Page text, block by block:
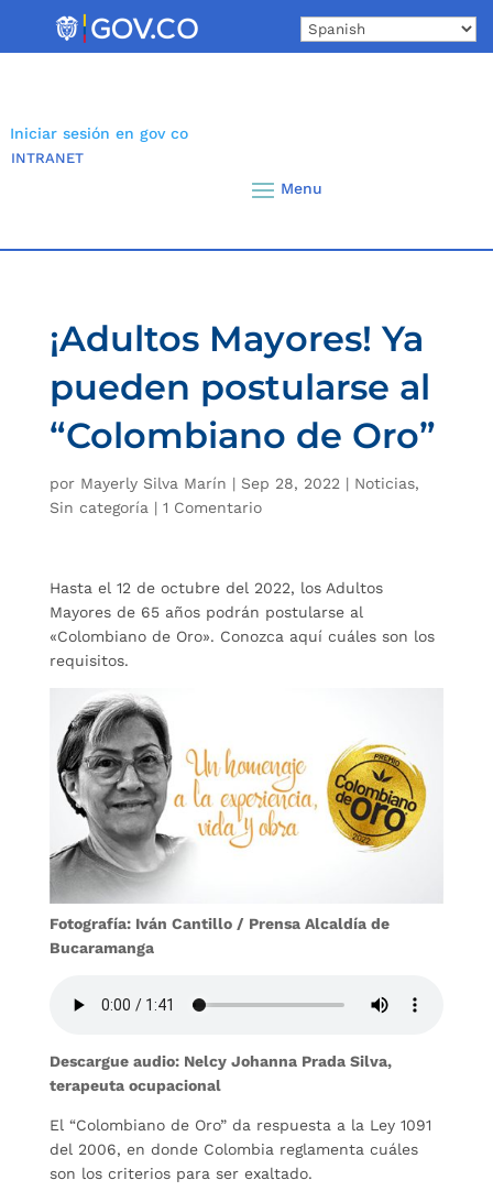
Iniciar sesión en gov co
INTRANET
¡Adultos Mayores! Ya
pueden postularse al
“Colombiano de Oro”
por Mayerly Silva Marín | Sep 28, 2022 | Noticias,
Sin categoría | 1 Comentario
Hasta el 12 de octubre del 2022, los Adultos
Mayores de 65 años podrán postularse al
«Colombiano de Oro». Conozca aquí cuáles son los
requisitos.
Fotografía: Iván Cantillo / Prensa Alcaldía de
Bucaramanga
Descargue audio: Nelcy Johanna Prada Silva,
terapeuta ocupacional
El “Colombiano de Oro” da respuesta a la Ley 1091
del 2006, en donde Colombia reglamenta cuáles
son los criterios para ser exaltado.